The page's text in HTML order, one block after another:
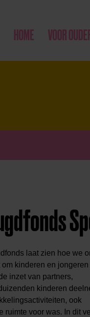
HOME VOOR
laat zien hoe we
kinderen en jongeren
inzet van partners,
kinderen
ook
ruimte voor was. In dit